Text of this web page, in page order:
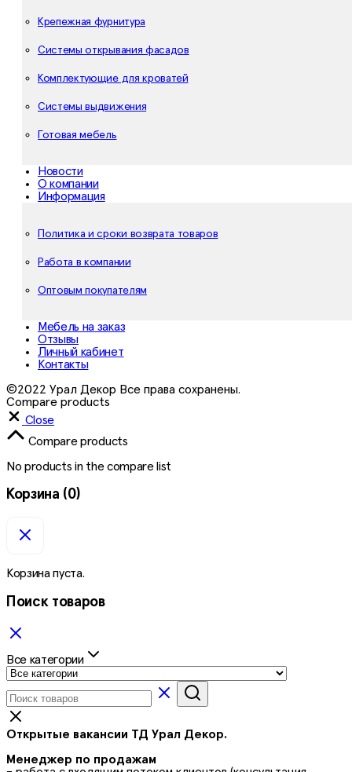
Крепежная фурнитура
Системы открывания фасадов
Комплектующие для кроватей
Системы выдвижения
Готовая мебель
Новости
О компании
Информация
Политика и сроки возврата товаров
Работа в компании
Оптовым покупателям
Мебель на заказ
Отзывы
Личный кабинет
Контакты
©2022 Урал Декор Все права сохранены.
Compare products
Close
Compare products
No products in the compare list
Корзина (0)
Корзина пуста.
Поиск товаров
Все категории
Открытые вакансии ТД Урал Декор.
Менеджер по продажам